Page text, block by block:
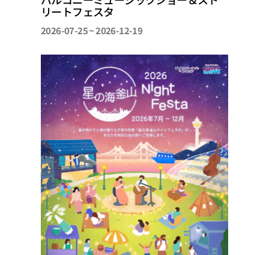
リートフェスタ
2026-07-25 ~ 2026-12-19